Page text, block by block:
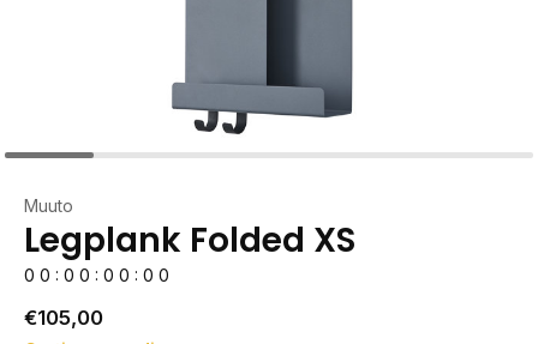
Muuto
Legplank Folded XS
0 0 : 0 0 : 0 0 : 0 0
€105,00